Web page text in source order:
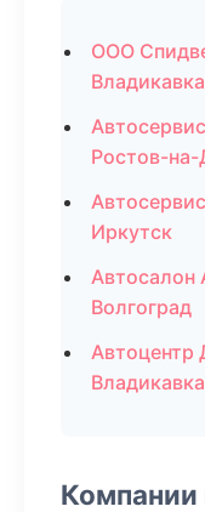
ООО
Ростов-
Иркутск
Волгоград
Автоцентр
Компании